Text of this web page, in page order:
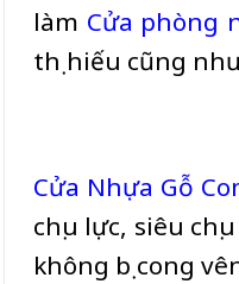
làm Cửa phòng
thị hiếu cũng
Cửa Nhựa Gỗ
chịu lực, siêu
không bị cong